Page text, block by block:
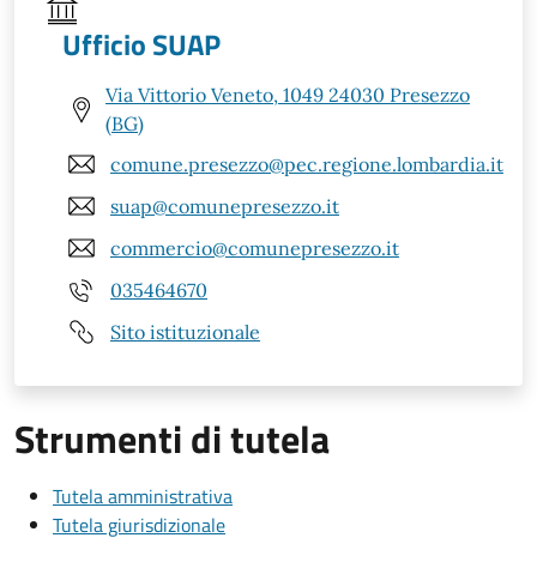
Ufficio SUAP
Via Vittorio Veneto, 1049 24030 Presezzo
(BG)
comune.presezzo@pec.regione.lombardia.it
suap@comunepresezzo.it
commercio@comunepresezzo.it
035464670
Sito istituzionale
Strumenti di tutela
Tutela amministrativa
Tutela giurisdizionale